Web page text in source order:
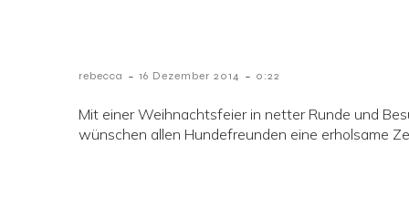
rebecca - 16 Dezember 2014 - 0:22
Mit einer Weihnachtsfeier in netter Runde und
wünschen allen Hundefreunden eine erholsame